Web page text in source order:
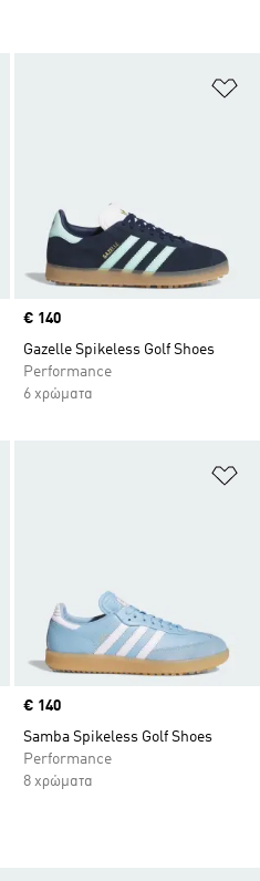
Προσθήκη στη Λίστα Επιθυμιών
Price
€ 140
Gazelle Spikeless Golf Shoes
Performance
6 χρώματα
Προσθήκη στη Λίστα Επιθυμιών
Price
€ 140
Samba Spikeless Golf Shoes
Performance
8 χρώματα